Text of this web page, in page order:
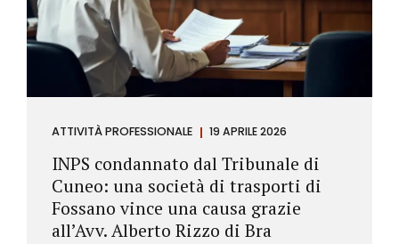
ATTIVITÀ PROFESSIONALE 19 APRILE 2026
INPS condannato dal Tribunale di
Cuneo: una società di trasporti di
Fossano vince una causa grazie
all’Avv. Alberto Rizzo di Bra